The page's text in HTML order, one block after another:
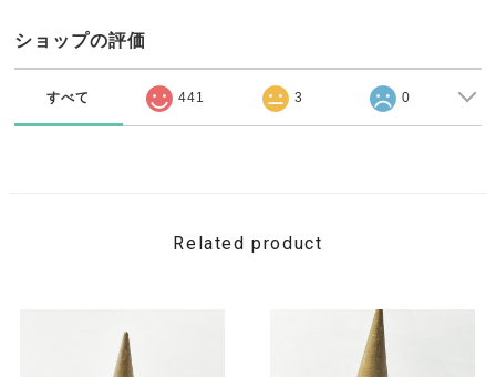
ショップの評価
すべて 441 3 0
Related product